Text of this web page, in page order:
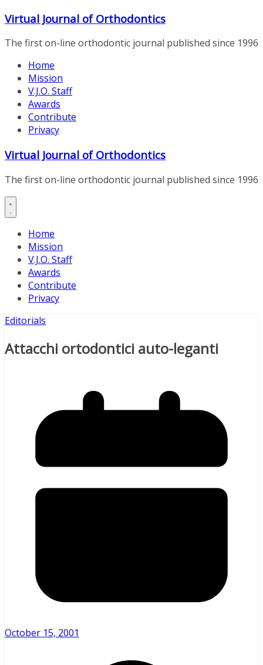
Skip
content
Virtual Journal of Orthodontics
The first on-line orthodontic journal published since 1996
Home
Mission
V.J.O. Staff
Awards
Contribute
Privacy
Virtual Journal of Orthodontics
The first on-line orthodontic journal published since 1996
Home
Mission
V.J.O. Staff
Awards
Contribute
Privacy
Editorials
Attacchi ortodontici auto-leganti
October 15, 2001